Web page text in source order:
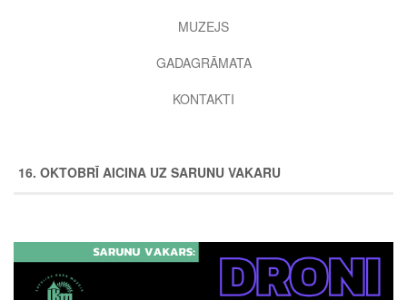
MUZEJS
GADAGRĀMATA
KONTAKTI
16. OKTOBRĪ AICINA UZ SARUNU VAKARU